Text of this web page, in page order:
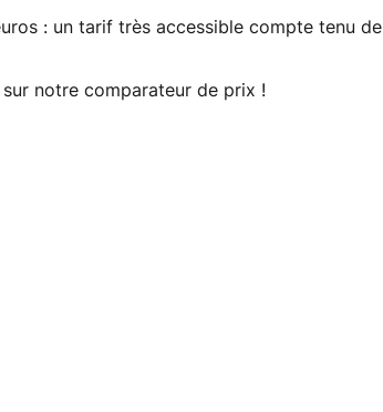
: un tarif très accessible compte tenu de
notre comparateur de prix !